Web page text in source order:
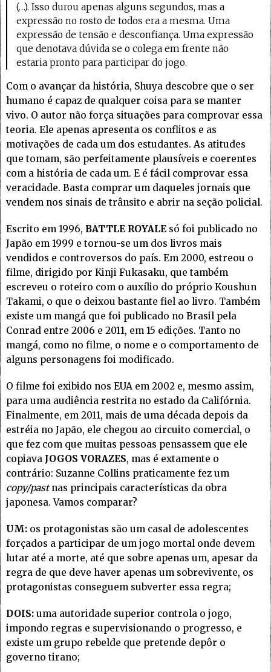
(…). Isso durou apenas alguns segundos, mas a
expressão no rosto de todos era a mesma. Uma
expressão de tensão e desconfiança. Uma expressão
que denotava dúvida se o colega em frente não
estaria pronto para participar do jogo.
Com o avançar da história, Shuya descobre que o ser
humano é capaz de qualquer coisa para se manter
vivo. O autor não força situações para comprovar essa
teoria. Ele apenas apresenta os conflitos e as
motivações de cada um dos estudantes. As atitudes
que tomam, são perfeitamente plausíveis e coerentes
com a história de cada um. E é fácil comprovar essa
veracidade. Basta comprar um daqueles jornais que
vendem nos sinais de trânsito e abrir na seção policial.
Escrito em 1996, BATTLE ROYALE só foi publicado no
Japão em 1999 e tornou-se um dos livros mais
vendidos e controversos do país. Em 2000, estreou o
filme, dirigido por Kinji Fukasaku, que também
escreveu o roteiro com o auxílio do próprio Koushun
Takami, o que o deixou bastante fiel ao livro. Também
existe um mangá que foi publicado no Brasil pela
Conrad entre 2006 e 2011, em 15 edições. Tanto no
mangá, como no filme, o nome e o comportamento de
alguns personagens foi modificado.
O filme foi exibido nos EUA em 2002 e, mesmo assim,
para uma audiência restrita no estado da Califórnia.
Finalmente, em 2011, mais de uma década depois da
estréia no Japão, ele chegou ao circuito comercial, o
que fez com que muitas pessoas pensassem que ele
copiava JOGOS VORAZES, mas é extamente o
contrário: Suzanne Collins praticamente fez um
copy/pastnas principais características da obra
japonesa. Vamos comparar?
UM: os protagonistas são um casal de adolescentes
forçados a participar de um jogo mortal onde devem
lutar até a morte, até que sobre apenas um, apesar da
regra de que deve haver apenas um sobrevivente, os
protagonistas conseguem subverter essa regra;
DOIS: uma autoridade superior controla o jogo,
impondo regras e supervisionando o progresso, e
existe um grupo rebelde que pretende depôr o
governo tirano;